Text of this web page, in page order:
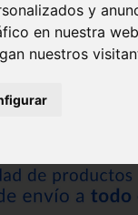
y
en nuestra
nuestros